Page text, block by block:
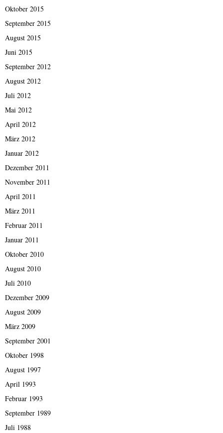
Oktober 2015
September 2015
August 2015
Juni 2015
September 2012
August 2012
Juli 2012
Mai 2012
April 2012
März 2012
Januar 2012
Dezember 2011
November 2011
April 2011
März 2011
Februar 2011
Januar 2011
Oktober 2010
August 2010
Juli 2010
Dezember 2009
August 2009
März 2009
September 2001
Oktober 1998
August 1997
April 1993
Februar 1993
September 1989
Juli 1988